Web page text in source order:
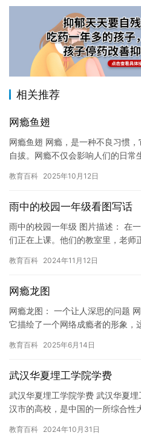
相关推荐
网瘾鱼翅
网瘾鱼翅 网瘾，是一种不良习惯
自拔。网瘾不仅会影响人们的日常
网络…
教育百科 2025年10月12日
雨中的校园一年级看图写话
雨中的校园一年级 图片描述： 在
们正在上课。他们的教室里，老师
教育百科 2024年11月12日
网瘾龙图
网瘾龙图： 一个让人深思的问题
它描绘了一个网络成瘾者的形象，
教育百科 2025年6月14日
武汉华夏埋工学院学费
武汉华夏埋工学院学费 武汉华夏
汉市的高校，是中国的一所综合
教育百科 2024年10月31日